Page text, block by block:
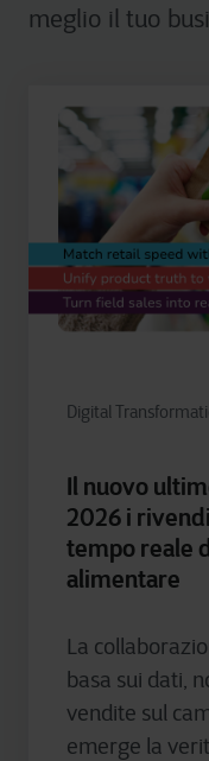
meglio il tuo
Digital
Il nuovo
2026 i
tempo reale
alimentare
La
basa sui dati,
vendite sul
emerge la